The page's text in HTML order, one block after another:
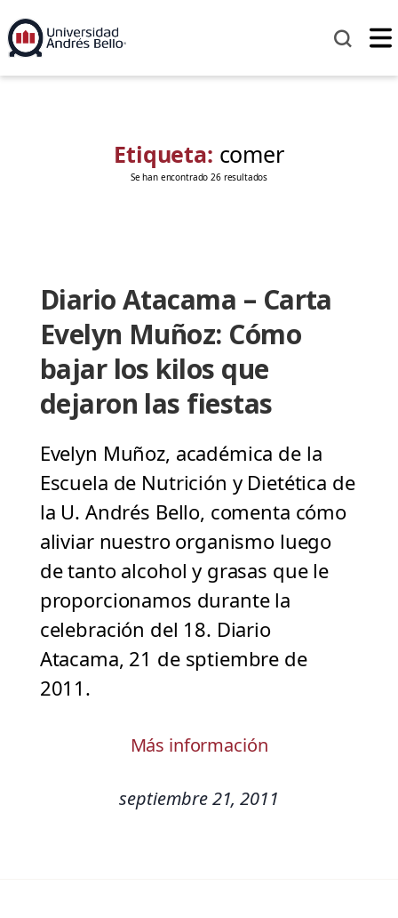
Etiqueta: comer
Se han encontrado 26 resultados
Diario Atacama – Carta
Evelyn Muñoz: Cómo
bajar los kilos que
dejaron las fiestas
Evelyn Muñoz, académica de la
Escuela de Nutrición y Dietética de
la U. Andrés Bello, comenta cómo
aliviar nuestro organismo luego
de tanto alcohol y grasas que le
proporcionamos durante la
celebración del 18. Diario
Atacama, 21 de sptiembre de
2011.
Más información
septiembre 21, 2011